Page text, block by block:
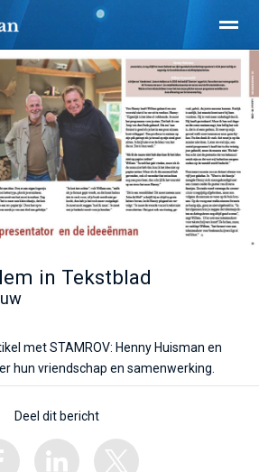
in Tekstblad
met STAMROV: Henny Huisman en
hun vriendschap en samenwerking.
Deel dit bericht